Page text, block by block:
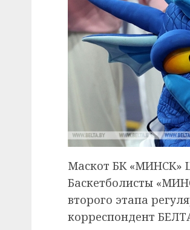
Маскот БК «МИНСК»
Баскетболисты
второго этапа
корреспондент